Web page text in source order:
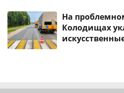
На
Колодищах